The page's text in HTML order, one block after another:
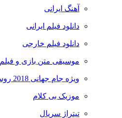
آهنگ ایرانی
دانلود فیلم ایرانی
دانلود فیلم خارجی
موسیقی متن بازی و فیلم
ویژه جام جهانی 2018 روسیه
موزیک بی کلام
تیتراژ سریال